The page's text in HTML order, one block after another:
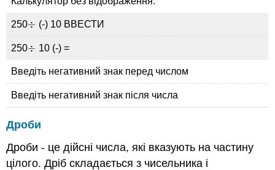
250÷
÷ (-) 10 ВВЕСТИ
250÷
÷ 10 (-) =
Введіть негативний знак перед числом
Введіть негативний знак після числа
Дроби
Дроби - це дійсні числа, які вказують на частину
цілого. Дріб складається з чисельника і